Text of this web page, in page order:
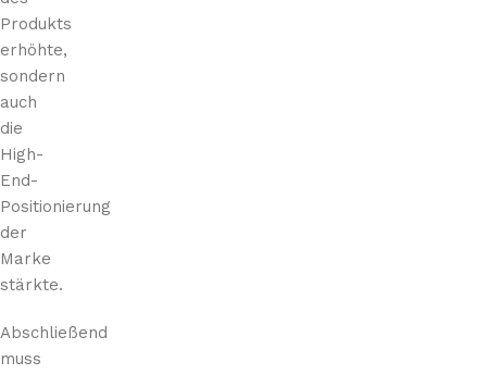
Produkts
erhöhte,
sondern
auch
die
High-
End-
Positionierung
der
Marke
stärkte.
Abschließend
muss